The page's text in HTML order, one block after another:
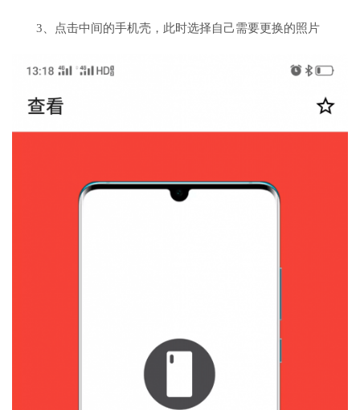
3、点击中间的手机壳，此时选择自己需要更换的照片